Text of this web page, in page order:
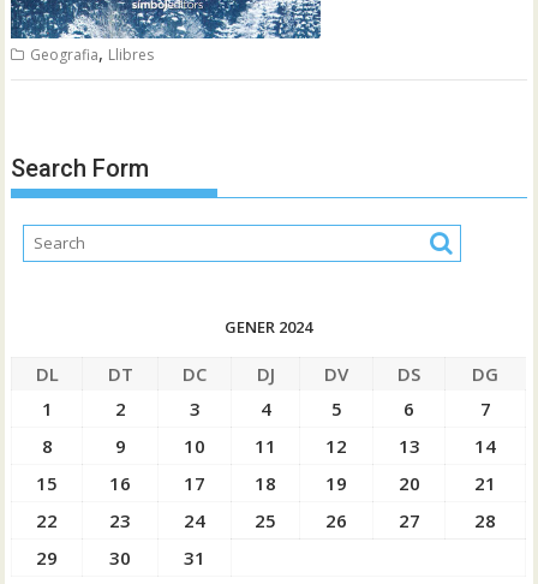
Geografia, Llibres
Search Form
GENER 2024
DL DT DC DJ DV DS
DG
1
2 3 4 5 6
7
8
9 10 11 12 13
14
15
16 17 18 19 20
21
22
23 24 25 26 27
28
29
30 31